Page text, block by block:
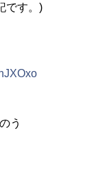
です。)
う